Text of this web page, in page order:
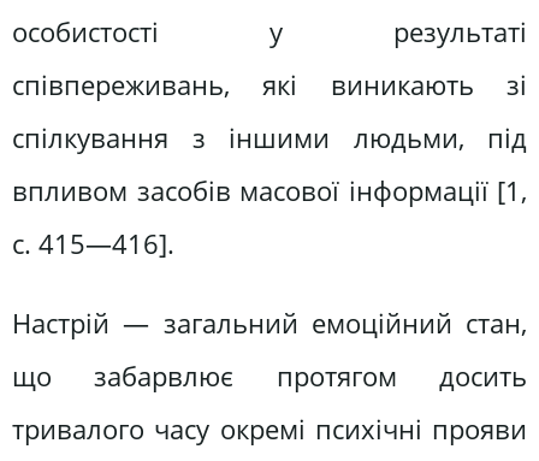
особистості у результаті
співпереживань, які виникають зі
спілкування з іншими людьми, під
впливом засобів масової інформації [1,
с. 415—416].
Настрій — загальний емоційний стан,
що забарвлює протягом досить
тривалого часу окремі психічні прояви